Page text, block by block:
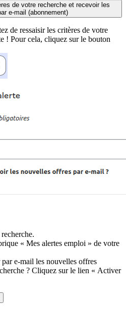
de votre recherche et recevoir les
e-mail (abonnement)
de ressaisir les critères de votre
! Pour cela, cliquez sur le bouton
« Mes alertes emploi » de votre
e-mail les nouvelles offres
? Cliquez sur le lien « Activer